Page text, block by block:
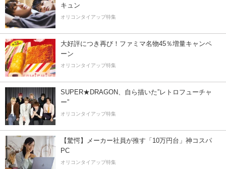
キュン
オリコンタイアップ特集
大好評につき再び！ファミマ名物45％増量キャンペ
ーン
オリコンタイアップ特集
SUPER★DRAGON、自ら描いた”レトロフューチャ
ー”
オリコンタイアップ特集
【驚愕】メーカー社員が推す「10万円台」神コスパ
PC
オリコンタイアップ特集